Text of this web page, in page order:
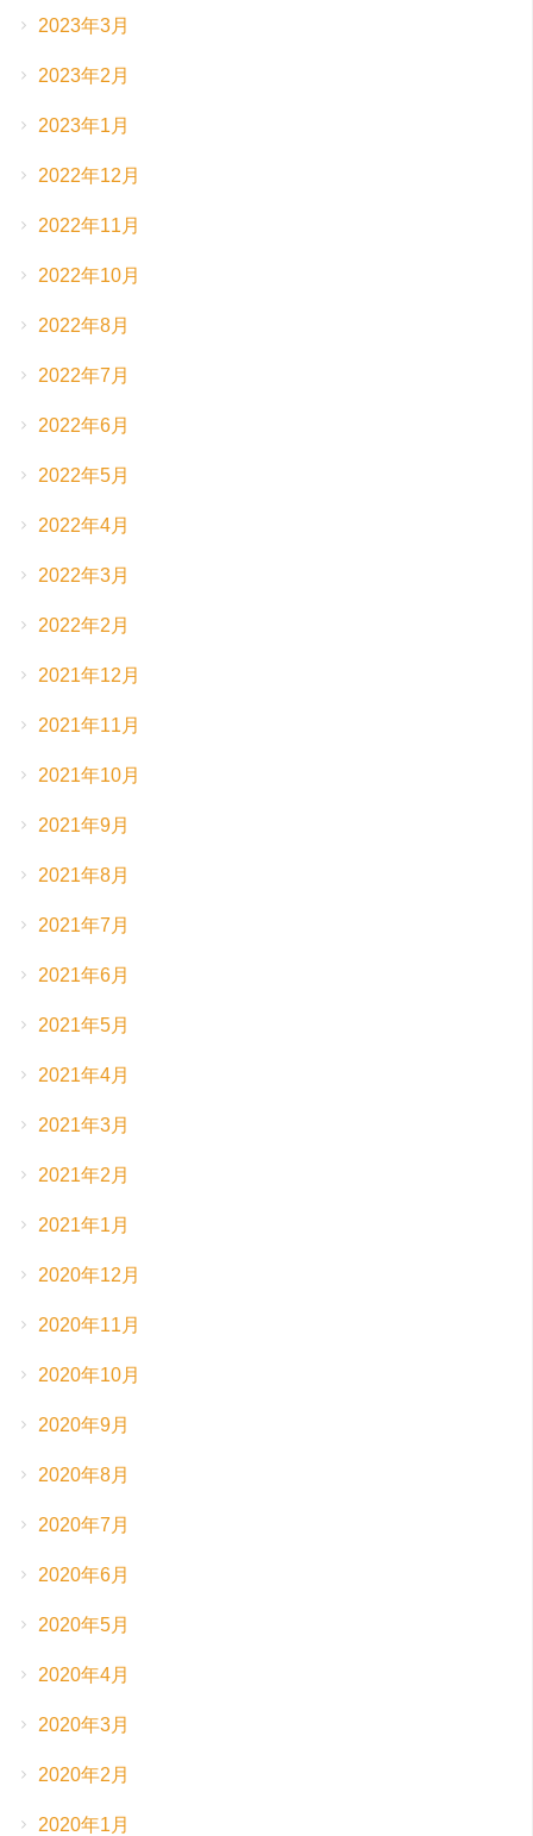
2023年3月
2023年2月
2023年1月
2022年12月
2022年11月
2022年10月
2022年8月
2022年7月
2022年6月
2022年5月
2022年4月
2022年3月
2022年2月
2021年12月
2021年11月
2021年10月
2021年9月
2021年8月
2021年7月
2021年6月
2021年5月
2021年4月
2021年3月
2021年2月
2021年1月
2020年12月
2020年11月
2020年10月
2020年9月
2020年8月
2020年7月
2020年6月
2020年5月
2020年4月
2020年3月
2020年2月
2020年1月